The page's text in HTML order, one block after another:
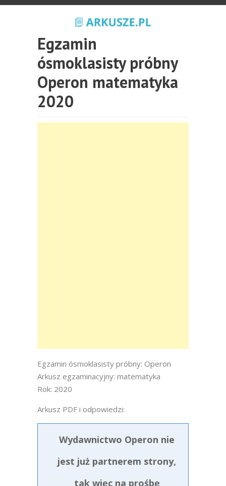
Egzamin
ósmoklasisty próbny
Operon matematyka
2020
Egzamin ósmoklasisty próbny: Operon
Arkusz egzaminacyjny: matematyka
Rok: 2020
Arkusz PDF i odpowiedzi:
Wydawnictwo Operon nie
jest już partnerem strony,
tak więc na prośbę